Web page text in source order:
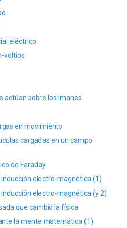
eléctrico
voltios
actúan sobre los imanes
en movimiento
cargadas en un campo
de Faraday
electro-magnética (1)
electro-magnética (y 2)
que cambió la física
la mente matemática (1)